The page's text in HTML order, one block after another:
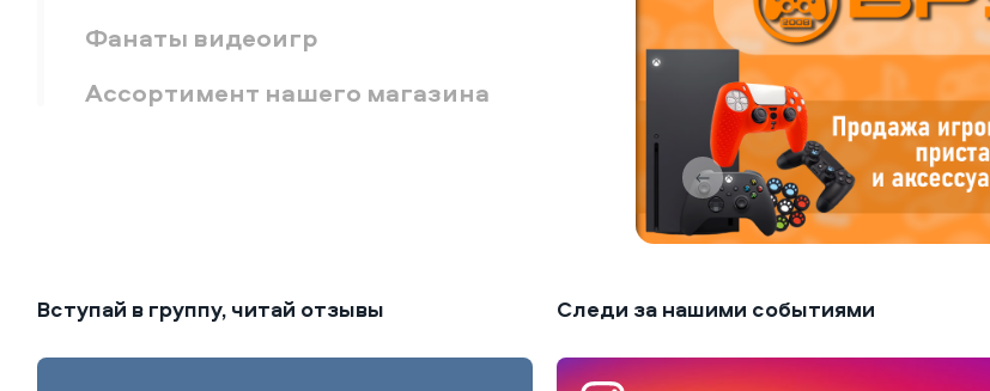
Фанаты видеоигр
Ассортимент нашего магазина
Вступай в группу, читай отзывы Следи за нашими событиями